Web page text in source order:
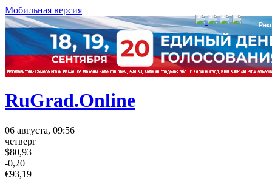
Мобильная версия
RuGrad.Online
06 августа, 09:56
четверг
$80,93
-0,20
€93,19